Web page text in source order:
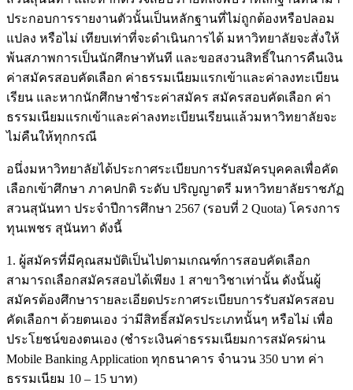
ประกอบการรายงานตัวนั้นเป็นหลักฐานที่ไม่ถูกต้องหรือปลอม
แปลง หรือไม่ เทียบเท่าที่จะดำเนินการได้ มหาวิทยาลัยจะสั่งให้
พ้นสภาพการเป็นนักศึกษาทันที และขอสงวนสิทธิ์ในการคืนเงิน
ค่าสมัครสอบคัดเลือก ค่าธรรมเนียมแรกเข้าและค่าลงทะเบียน
เรียน และหากนักศึกษาชำระค่าสมัคร สมัครสอบคัดเลือก ค่า
ธรรมเนียมแรกเข้าและค่าลงทะเบียนเรียนแล้วมหาวิทยาลัยจะ
ไม่คืนให้ทุกกรณี
อนึ่งมหาวิทยาลัยได้ประกาศระเบียบการรับสมัครบุคคลเพื่อคัด
เลือกเข้าศึกษา ภาคปกติ ระดับ ปริญญาตรี มหาวิทยาลัยราชภัฏ
สวนสุนันทา ประจำปีการศึกษา 2567 (รอบที่ 2 Quota) โครงการ
ทุนเพชร สุนันทา ดังนี้
1. ผู้สมัครที่มีคุณสมบัติเป็นไปตามเกณฑ์การสอบคัดเลือก
สามารถเลือกสมัครสอบได้เพียง 1 สาขาวิชาเท่านั้น ดังนั้นผู้
สมัครต้องศึกษารายละเอียดประกาศระเบียบการรับสมัครสอบ
คัดเลือกฯ ด้วยตนเอง ว่ามีสิทธิ์สมัครประเภทนั้นๆ หรือไม่ เพื่อ
ประโยชน์ของตนเอง (ชำระเงินค่าธรรมเนียมการสมัครผ่าน
Mobile Banking Application ทุกธนาคาร จำนวน 350 บาท ค่า
ธรรมเนียม 10 – 15 บาท)